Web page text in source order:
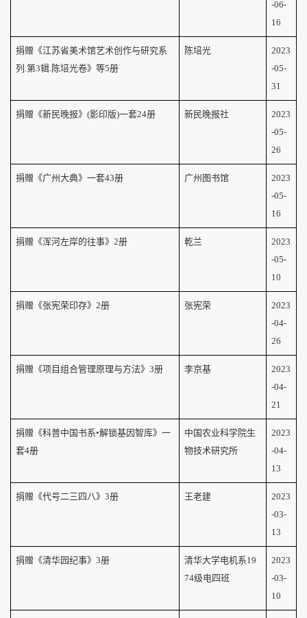
-06-
16
捐赠《江苏省美术馆艺术创作与研究系
列.第3辑.陈培光卷》等5册
陈培光
2023
-05-
31
捐赠《新民晚报》(影印版)一套24册 新民晚报社
2023
-05-
26
捐赠《广州大典》一套43册 广州图书馆
2023
-05-
16
捐赠《浑河左岸的往事》2册 乾兰
2023
-05-
10
捐赠《张宪荣印存》2册 张宪荣
2023
-04-
26
捐赠《项目组合管理原理与方法》3册 李京基
2023
-04-
21
捐赠《科普中国书系•解锁基因智库》一
套4册
中国农业科学院生
物技术研究所
2023
-04-
13
捐赠《代号二三四八》3册 王老建
2023
-03-
13
捐赠《清华园纪事》3册
清华大学电机系19
74级电四班
2023
-03-
10